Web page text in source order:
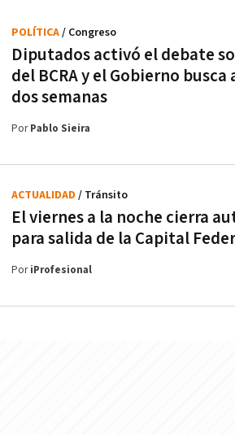
Diputados activó el debate
del BCRA y el Gobierno
dos semanas
POLÍTICA/ Congreso
PorPablo Sieira
El viernes a la noche cierra
para salida de la Capital
ACTUALIDAD / Tránsito
PoriProfesional